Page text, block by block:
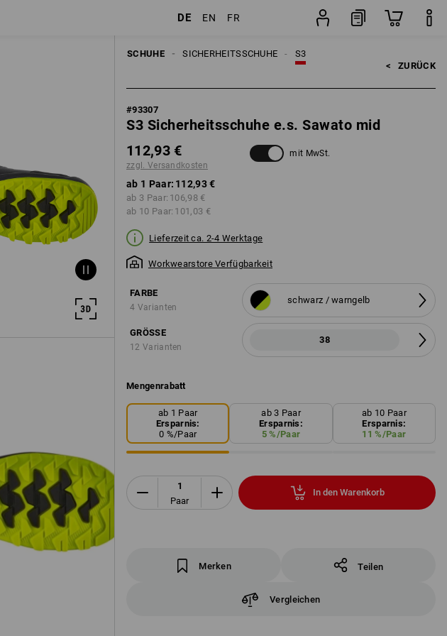
DE EN FR
SCHUHE S3
SICHERHEITSSCHUHE
< ZURÜCK
#93307
S3 Sicherheitsschuhe e.s. Sawato mid
112,93 €
zzgl. Versandkosten
mit MwSt.
ab 1 Paar: 112,93 €
ab 3 Paar: 106,98 €
ab 10 Paar: 101,03 €
Lieferzeit ca. 2-4 Werktage
Workwearstore Verfügbarkeit
FARBE
4 Varianten
schwarz / warngelb
GRÖSSE
12 Varianten
38
Mengenrabatt
ab 1 Paar
Ersparnis:
0 %/Paar
ab 3 Paar
Ersparnis:
5 %/Paar
ab 10 Paar
Ersparnis:
11 %/Paar
Paar
In den Warenkorb
Merken Teilen
Vergleichen